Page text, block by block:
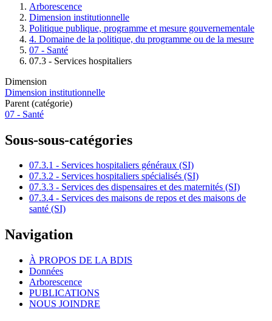
Arborescence
Dimension institutionnelle
Politique publique, programme et mesure gouvernementale
4. Domaine de la politique, du programme ou de la mesure
07 - Santé
07.3 - Services hospitaliers
Dimension
Dimension institutionnelle
Parent (catégorie)
07 - Santé
Sous-sous-catégories
07.3.1 - Services hospitaliers généraux (SI)
07.3.2 - Services hospitaliers spécialisés (SI)
07.3.3 - Services des dispensaires et des maternités (SI)
07.3.4 - Services des maisons de repos et des maisons de
santé (SI)
Navigation
À PROPOS DE LA BDIS
Données
Arborescence
PUBLICATIONS
NOUS JOINDRE